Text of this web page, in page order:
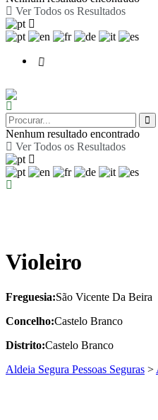
Ver Todos os Resultados
Nenhum resultado encontrado
Ver Todos os Resultados
Violeiro
Freguesia:São Vicente Da Beira
Concelho:Castelo Branco
Distrito:Castelo Branco
Aldeia Segura Pessoas Seguras >